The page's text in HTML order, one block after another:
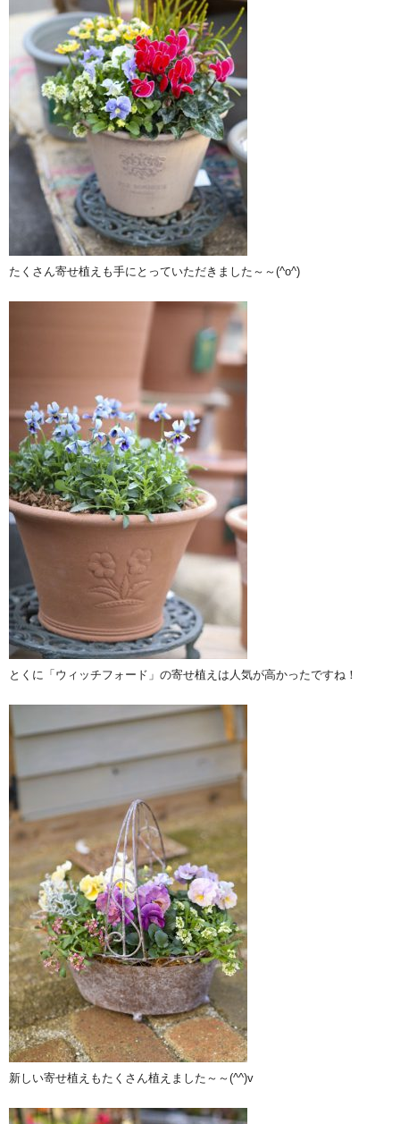
たくさん寄せ植えも手にとっていただきました～～(^o^)
とくに「ウィッチフォード」の寄せ植えは人気が高かったですね！
新しい寄せ植えもたくさん植えました～～(^^)v